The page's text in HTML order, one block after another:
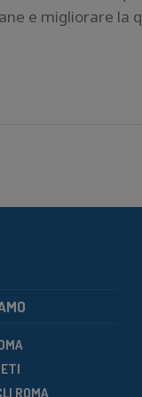
e migliorare la
ROMA